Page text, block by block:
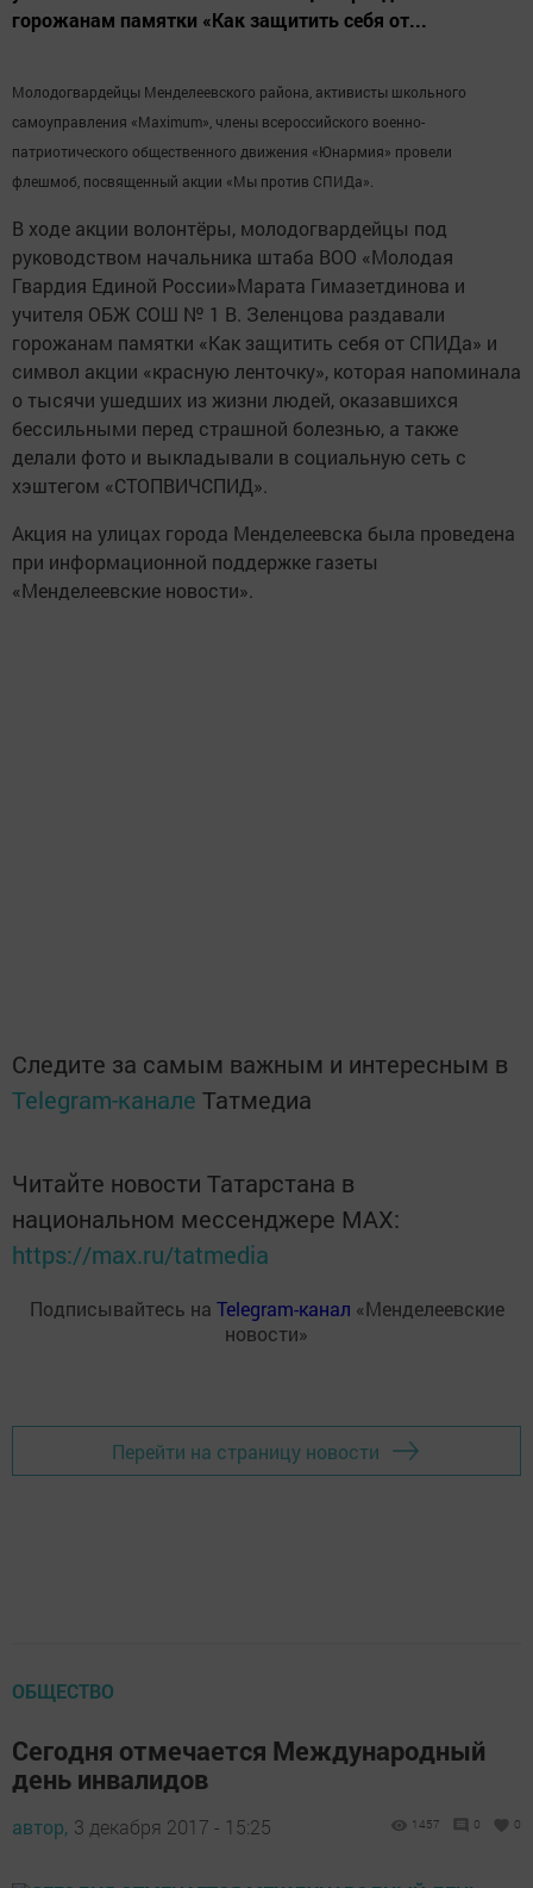
горожанам памятки «Как защитить себя от...
Молодогвардейцы Менделеевского района, активисты школьного
самоуправления «Maximum», члены всероссийского военно-
патриотического общественного движения «Юнармия» провели
флешмоб, посвященный акции «Мы против СПИДа».
В ходе акции волонтёры, молодогвардейцы под
руководством начальника штаба ВОО «Молодая
Гвардия Единой России»Марата Гимазетдинова и
учителя ОБЖ СОШ № 1 В. Зеленцова раздавали
горожанам памятки «Как защитить себя от СПИДа» и
символ акции «красную ленточку», которая напоминала
о тысячи ушедших из жизни людей, оказавшихся
бессильными перед страшной болезнью, а также
делали фото и выкладывали в социальную сеть с
хэштегом «СТОПВИЧСПИД».
Акция на улицах города Менделеевска была проведена
при информационной поддержке газеты
«Менделеевские новости».
Следите за самым важным и интересным в
Telegram-канале Татмедиа
Читайте новости Татарстана в
национальном мессенджере MАХ:
https://max.ru/tatmedia
Подписывайтесь на Telegram-канал «Менделеевские
новости»
Перейти на страницу новости
ОБЩЕСТВО
Сегодня отмечается Международный
день инвалидов
автор, 3 декабря 2017 - 15:25 1457 0 0